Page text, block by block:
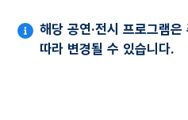
해당 공연·전시 프로그램은
따라 변경될 수 있습니다.